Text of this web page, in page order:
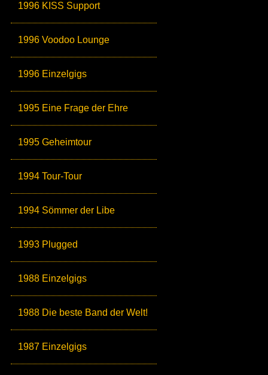
1996 KISS Support
1996 Voodoo Lounge
1996 Einzelgigs
1995 Eine Frage der Ehre
1995 Geheimtour
1994 Tour-Tour
1994 Sömmer der Libe
1993 Plugged
1988 Einzelgigs
1988 Die beste Band der Welt!
1987 Einzelgigs